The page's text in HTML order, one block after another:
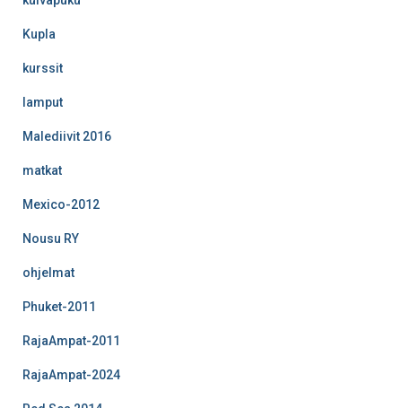
Kupla
kurssit
lamput
Malediivit 2016
matkat
Mexico-2012
Nousu RY
ohjelmat
Phuket-2011
RajaAmpat-2011
RajaAmpat-2024